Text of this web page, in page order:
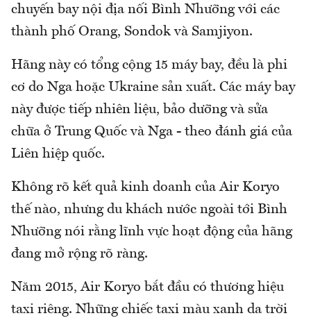
chuyến bay nội địa nối Bình Nhưỡng với các
thành phố Orang, Sondok và Samjiyon.
Hãng này có tổng cộng 15 máy bay, đều là phi
cơ do Nga hoặc Ukraine sản xuất. Các máy bay
này được tiếp nhiên liệu, bảo dưỡng và sửa
chữa ở Trung Quốc và Nga - theo đánh giá của
Liên hiệp quốc.
Không rõ kết quả kinh doanh của Air Koryo
thế nào, nhưng du khách nước ngoài tới Bình
Nhưỡng nói rằng lĩnh vực hoạt động của hãng
đang mở rộng rõ ràng.
Năm 2015, Air Koryo bắt đầu có thương hiệu
taxi riêng. Những chiếc taxi màu xanh da trời